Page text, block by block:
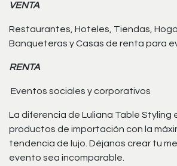
VENTA
Restaurantes, Hoteles, Tiendas,
Banqueteras y Casas de renta para
RENTA
Eventos sociales y corporativos
La diferencia de Luliana Table Styling
productos de importación con la
tendencia de lujo. Déjanos crear tu
evento sea incomparable.